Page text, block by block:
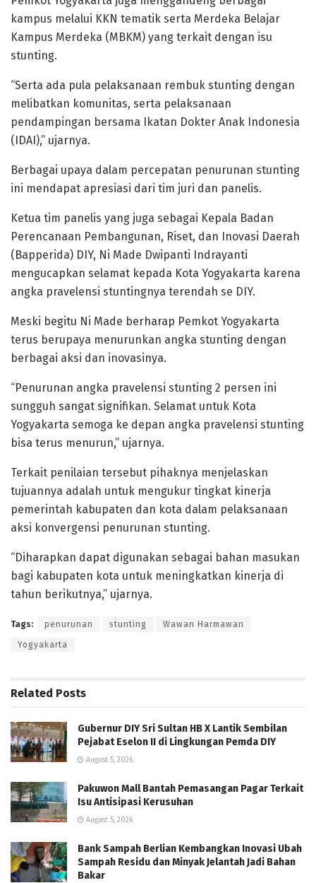
kampus melalui KKN tematik serta Merdeka Belajar
Kampus Merdeka (MBKM) yang terkait dengan isu
stunting.
“Serta ada pula pelaksanaan rembuk stunting dengan
melibatkan komunitas, serta pelaksanaan
pendampingan bersama Ikatan Dokter Anak Indonesia
(IDAI),” ujarnya.
Berbagai upaya dalam percepatan penurunan stunting
ini mendapat apresiasi dari tim juri dan panelis.
Ketua tim panelis yang juga sebagai Kepala Badan
Perencanaan Pembangunan, Riset, dan Inovasi Daerah
(Bapperida) DIY, Ni Made Dwipanti Indrayanti
mengucapkan selamat kepada Kota Yogyakarta karena
angka pravelensi stuntingnya terendah se DIY.
Meski begitu Ni Made berharap Pemkot Yogyakarta
terus berupaya menurunkan angka stunting dengan
berbagai aksi dan inovasinya.
“Penurunan angka pravelensi stunting 2 persen ini
sungguh sangat signifikan. Selamat untuk Kota
Yogyakarta semoga ke depan angka pravelensi stunting
bisa terus menurun,” ujarnya.
Terkait penilaian tersebut pihaknya menjelaskan
tujuannya adalah untuk mengukur tingkat kinerja
pemerintah kabupaten dan kota dalam pelaksanaan
aksi konvergensi penurunan stunting.
“Diharapkan dapat digunakan sebagai bahan masukan
bagi kabupaten kota untuk meningkatkan kinerja di
tahun berikutnya,” ujarnya.
Tags: penurunan stunting Wawan Harmawan
Yogyakarta
Related Posts
Gubernur DIY Sri Sultan HB X Lantik Sembilan
Pejabat Eselon II di Lingkungan Pemda DIY
August 5, 2026
Pakuwon Mall Bantah Pemasangan Pagar Terkait
Isu Antisipasi Kerusuhan
August 5, 2026
Bank Sampah Berlian Kembangkan Inovasi Ubah
Sampah Residu dan Minyak Jelantah Jadi Bahan
Bakar